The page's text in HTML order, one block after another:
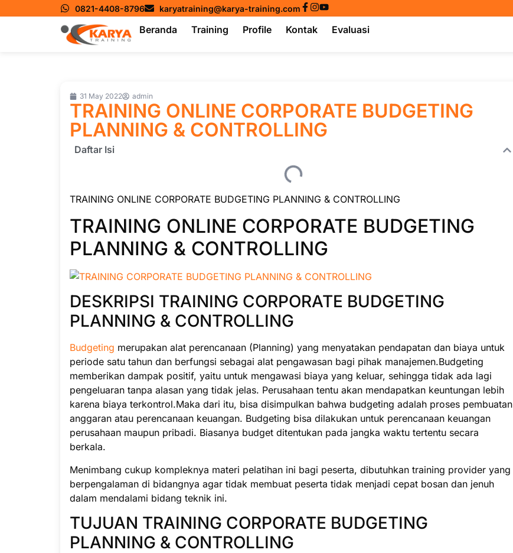
0821-4408-8796 karyatraining@karya-training.com
Beranda Training Profile Kontak Evaluasi
31 May 2022 admin
TRAINING ONLINE CORPORATE BUDGETING
PLANNING & CONTROLLING
Daftar Isi
TRAINING ONLINE CORPORATE BUDGETING PLANNING & CONTROLLING
TRAINING ONLINE CORPORATE BUDGETING
PLANNING & CONTROLLING
DESKRIPSI TRAINING CORPORATE BUDGETING
PLANNING & CONTROLLING
Budgeting merupakan alat perencanaan (Planning) yang menyatakan pendapatan dan biaya untuk
periode satu tahun dan berfungsi sebagai alat pengawasan bagi pihak manajemen.Budgeting
memberikan dampak positif, yaitu untuk mengawasi biaya yang keluar, sehingga tidak ada lagi
pengeluaran tanpa alasan yang tidak jelas. Perusahaan tentu akan mendapatkan keuntungan lebih
karena biaya terkontrol.Maka dari itu, bisa disimpulkan bahwa budgeting adalah proses pembuatan
anggaran atau perencanaan keuangan. Budgeting bisa dilakukan untuk perencanaan keuangan
perusahaan maupun pribadi. Biasanya budget ditentukan pada jangka waktu tertentu secara
berkala.
Menimbang cukup kompleknya materi pelatihan ini bagi peserta, dibutuhkan training provider yang
berpengalaman di bidangnya agar tidak membuat peserta tidak menjadi cepat bosan dan jenuh
dalam mendalami bidang teknik ini.
TUJUAN TRAINING CORPORATE BUDGETING
PLANNING & CONTROLLING